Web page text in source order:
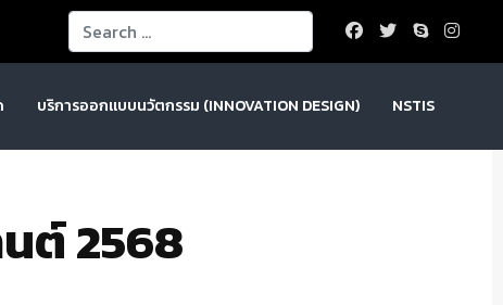
Search
บริการออกแบบนวัตกรรม (INNOVATION DESIGN) NSTIS
ต์ 2568